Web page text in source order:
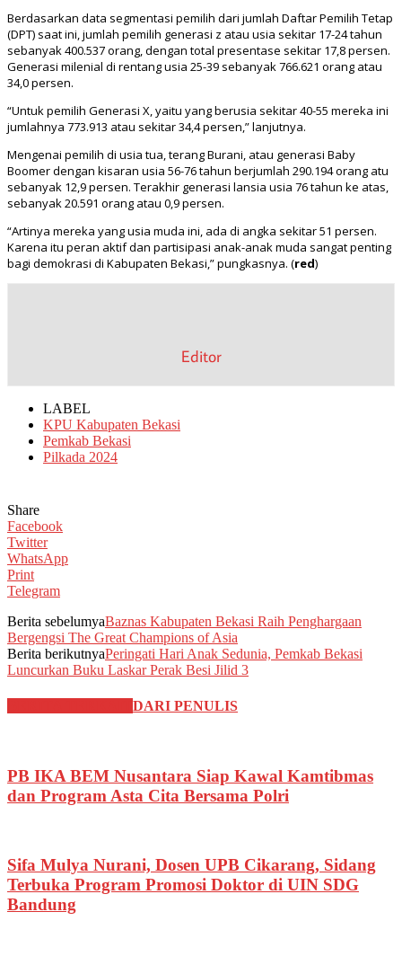
Berdasarkan data segmentasi pemilih dari jumlah Daftar Pemilih Tetap
(DPT) saat ini, jumlah pemilih generasi z atau usia sekitar 17-24 tahun
sebanyak 400.537 orang, dengan total presentase sekitar 17,8 persen.
Generasi milenial di rentang usia 25-39 sebanyak 766.621 orang atau
34,0 persen.
“Untuk pemilih Generasi X, yaitu yang berusia sekitar 40-55 mereka ini
jumlahnya 773.913 atau sekitar 34,4 persen,” lanjutnya.
Mengenai pemilih di usia tua, terang Burani, atau generasi Baby
Boomer dengan kisaran usia 56-76 tahun berjumlah 290.194 orang atu
sebanyak 12,9 persen. Terakhir generasi lansia usia 76 tahun ke atas,
sebanyak 20.591 orang atau 0,9 persen.
“Artinya mereka yang usia muda ini, ada di angka sekitar 51 persen.
Karena itu peran aktif dan partisipasi anak-anak muda sangat penting
bagi demokrasi di Kabupaten Bekasi,” pungkasnya. (red)
Editor
LABEL
KPU Kabupaten Bekasi
Pemkab Bekasi
Pilkada 2024
Share
Facebook
Twitter
WhatsApp
Print
Telegram
Berita sebelumyaBaznas Kabupaten Bekasi Raih Penghargaan
Bergengsi The Great Champions of Asia
Berita berikutnyaPeringati Hari Anak Sedunia, Pemkab Bekasi
Luncurkan Buku Laskar Perak Besi Jilid 3
DARI PENULIS
PB IKA BEM Nusantara Siap Kawal Kamtibmas
dan Program Asta Cita Bersama Polri
Sifa Mulya Nurani, Dosen UPB Cikarang, Sidang
Terbuka Program Promosi Doktor di UIN SDG
Bandung